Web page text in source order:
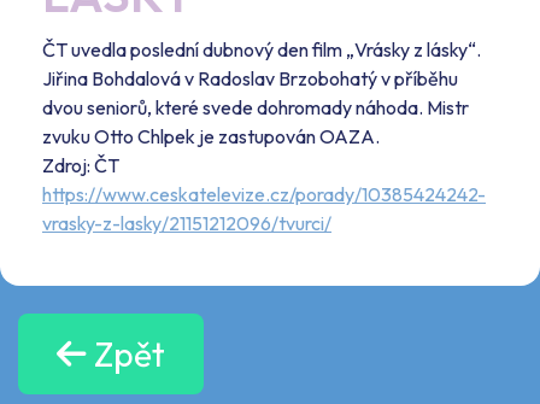
ČT uvedla poslední dubnový den film „Vrásky z lásky“.
Jiřina Bohdalová v Radoslav Brzobohatý v příběhu
dvou seniorů, které svede dohromady náhoda. Mistr
zvuku Otto Chlpek je zastupován OAZA.
Zdroj: ČT
https://www.ceskatelevize.cz/porady/10385424242-
vrasky-z-lasky/21151212096/tvurci/
Zpět